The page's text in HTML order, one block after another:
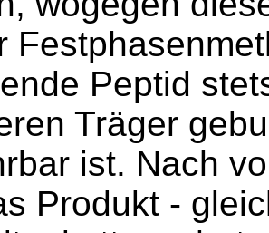
Peptid
Träger
ist. Nach
Produkt -